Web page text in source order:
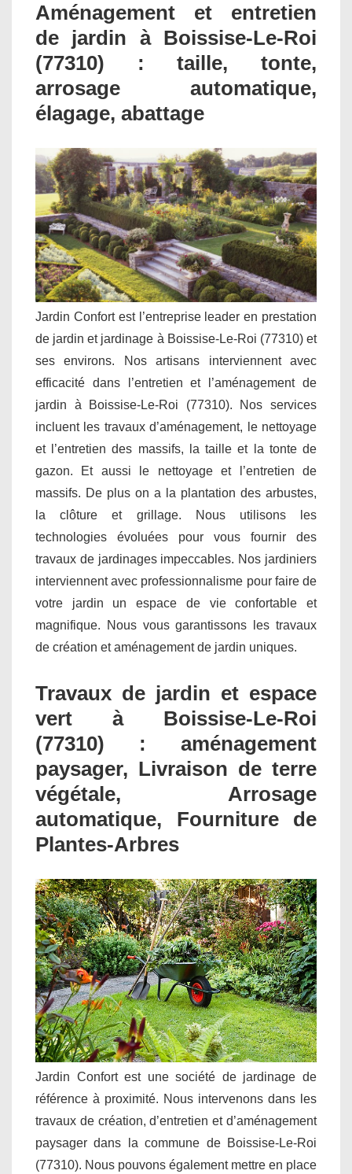
Aménagement et entretien
de jardin à Boissise-Le-Roi
(77310) : taille, tonte,
arrosage automatique,
élagage, abattage
Jardin Confort est l’entreprise leader en prestation
de jardin et jardinage à Boissise-Le-Roi (77310) et
ses environs. Nos artisans interviennent avec
efficacité dans l’entretien et l’aménagement de
jardin à Boissise-Le-Roi (77310). Nos services
incluent les travaux d’aménagement, le nettoyage
et l’entretien des massifs, la taille et la tonte de
gazon. Et aussi le nettoyage et l’entretien de
massifs. De plus on a la plantation des arbustes,
la clôture et grillage. Nous utilisons les
technologies évoluées pour vous fournir des
travaux de jardinages impeccables. Nos jardiniers
interviennent avec professionnalisme pour faire de
votre jardin un espace de vie confortable et
magnifique. Nous vous garantissons les travaux
de création et aménagement de jardin uniques.
Travaux de jardin et espace
vert à Boissise-Le-Roi
(77310) : aménagement
paysager, Livraison de terre
végétale, Arrosage
automatique, Fourniture de
Plantes-Arbres
Jardin Confort est une société de jardinage de
référence à proximité. Nous intervenons dans les
travaux de création, d’entretien et d’aménagement
paysager dans la commune de Boissise-Le-Roi
(77310). Nous pouvons également mettre en place